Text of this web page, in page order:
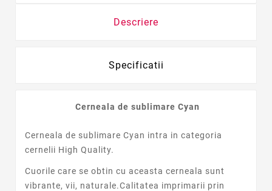
Descriere
Specificatii
Cerneala de sublimare Cyan
Cerneala de sublimare Cyan intra in categoria
cernelii High Quality.
Cuorile care se obtin cu aceasta cerneala sunt
vibrante, vii, naturale.Calitatea imprimarii prin